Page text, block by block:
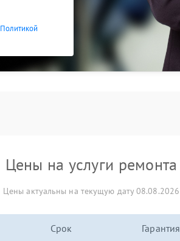
Политикой
Цены на услуги ремонта
Цены актуальны на текущую дату 08.08.2026
Срок Гарантия